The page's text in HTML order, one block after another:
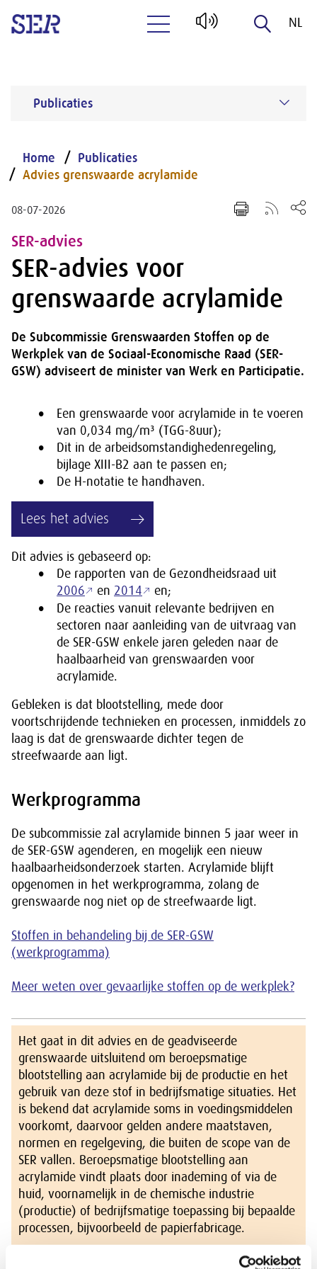
NL
Publicaties
Home
Publicaties
Advies grenswaarde acrylamide
08-07-2026
SER-advies
SER-advies voor
grenswaarde acrylamide
De Subcommissie Grenswaarden Stoffen op de
Werkplek van de Sociaal-Economische Raad (SER-
GSW) adviseert de minister van Werk en Participatie.
Een grenswaarde voor acrylamide in te voeren
van 0,034 mg/m³ (TGG-8uur);
Dit in de arbeidsomstandighedenregeling,
bijlage XIII-B2 aan te passen en;
De H-notatie te handhaven.
Lees het advies
Dit advies is gebaseerd op:
De rapporten van de Gezondheidsraad uit
2006
en 2014
en;
De reacties vanuit relevante bedrijven en
sectoren naar aanleiding van de uitvraag van
de SER-GSW enkele jaren geleden naar de
haalbaarheid van grenswaarden voor
acrylamide.
Gebleken is dat blootstelling, mede door
voortschrijdende technieken en processen, inmiddels zo
laag is dat de grenswaarde dichter tegen de
streefwaarde aan ligt.
Werkprogramma
De subcommissie zal acrylamide binnen 5 jaar weer in
de SER-GSW agenderen, en mogelijk een nieuw
haalbaarheidsonderzoek starten. Acrylamide blijft
opgenomen in het werkprogramma, zolang de
grenswaarde nog niet op de streefwaarde ligt.
Stoffen in behandeling bij de SER-GSW
(werkprogramma)
Meer weten over gevaarlijke stoffen op de werkplek?
Het gaat in dit advies en de geadviseerde
grenswaarde uitsluitend om beroepsmatige
blootstelling aan acrylamide bij de productie en het
gebruik van deze stof in bedrijfsmatige situaties. Het
is bekend dat acrylamide soms in voedingsmiddelen
voorkomt, daarvoor gelden andere maatstaven,
normen en regelgeving, die buiten de scope van de
SER vallen. Beroepsmatige blootstelling aan
acrylamide vindt plaats door inademing of via de
huid, voornamelijk in de chemische industrie
(productie) of bedrijfsmatige toepassing bij bepaalde
processen, bijvoorbeeld de papierfabricage.